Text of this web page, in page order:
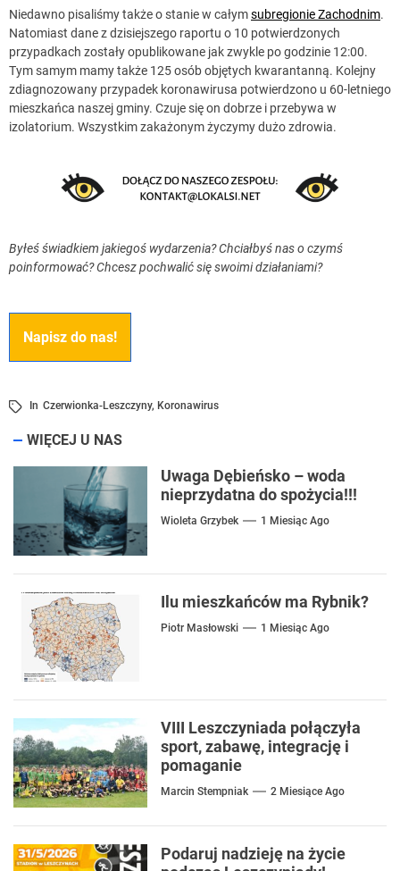
Niedawno pisaliśmy także o stanie w całymsubregionie Zachodnim.
Natomiast dane z dzisiejszego raportu o 10 potwierdzonych
przypadkach zostały opublikowane jak zwykle po godzinie 12:00.
Tym samym mamy także 125 osób objętych kwarantanną. Kolejny
zdiagnozowany przypadek koronawirusa potwierdzono u 60-letniego
mieszkańca naszej gminy. Czuje się on dobrze i przebywa w
izolatorium. Wszystkim zakażonym życzymy dużo zdrowia.
Byłeś świadkiem jakiegoś wydarzenia? Chciałbyś nas o czymś
poinformować? Chcesz pochwalić się swoimi działaniami?
Napisz do nas!
In Czerwionka-Leszczyny, Koronawirus
WIĘCEJ U NAS
Uwaga Dębieńsko – woda
nieprzydatna do spożycia!!!
Wioleta Grzybek 1 Miesiąc Ago
Ilu mieszkańców ma Rybnik?
Piotr Masłowski 1 Miesiąc Ago
VIII Leszczyniada połączyła
sport, zabawę, integrację i
pomaganie
Marcin Stempniak 2 Miesiące Ago
Podaruj nadzieję na życie